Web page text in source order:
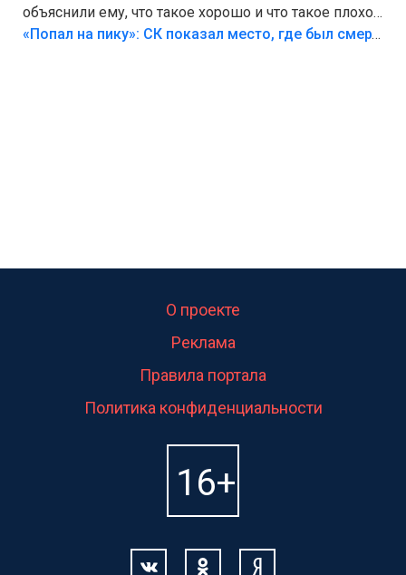
объяснили ему, что такое хорошо и что такое плохо!
Лезть через такой забор,верх безумия,есть же
«Попал на пику»: СК показал место, где был смертельно травмирован ребенок в Тольятти
О проекте
Реклама
Правила портала
Политика конфиденциальности